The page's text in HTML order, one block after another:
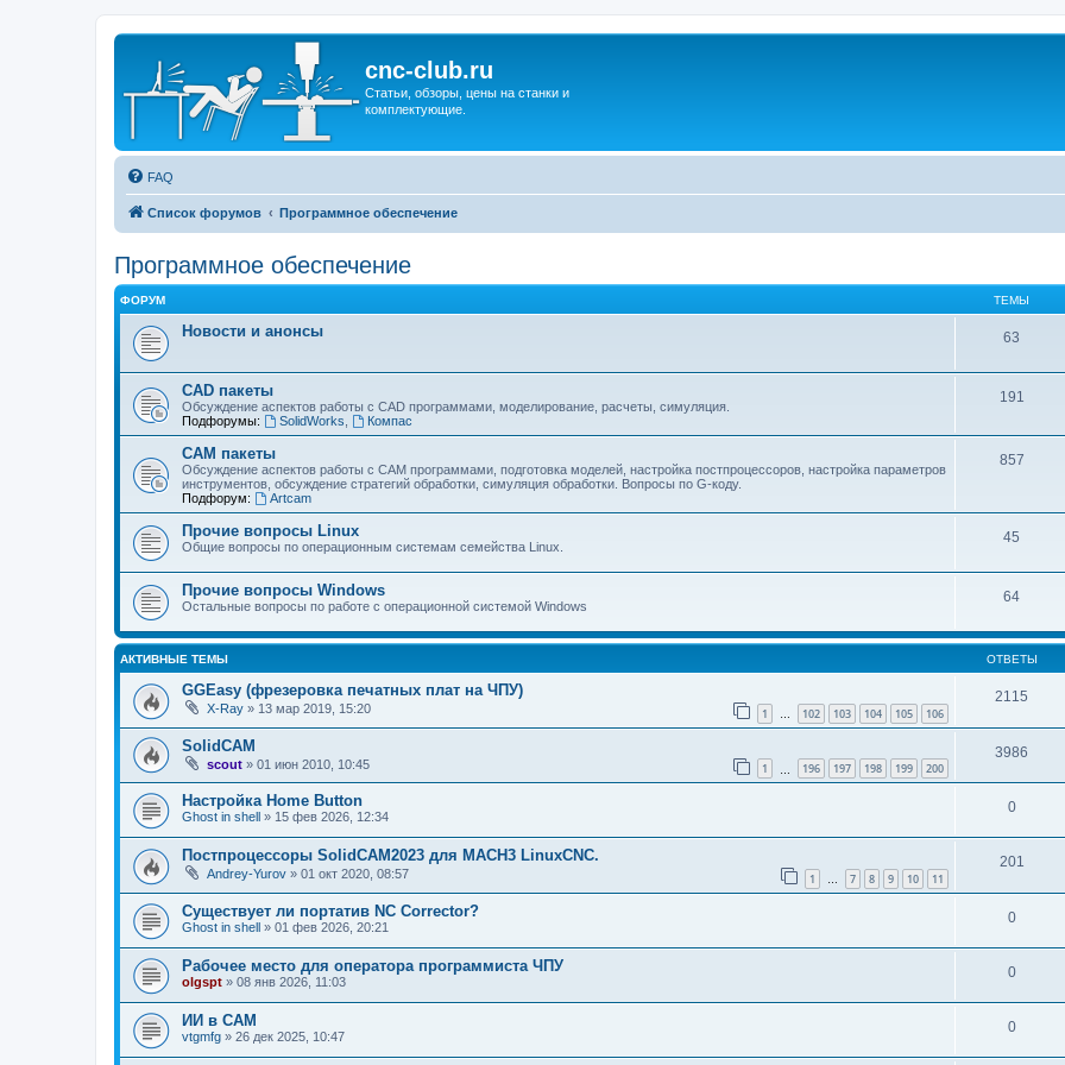
cnc-club.ru
Статьи, обзоры, цены на станки и
комплектующие.
FAQ
Список форумов Программное обеспечение
Программное обеспечение
ФОРУМ ТЕМЫ
Новости и анонсы 63
CAD пакеты
Обсуждение аспектов работы с CAD программами, моделирование, расчеты, симуляция.
Подфорумы:
SolidWorks Компас
191
CAM пакеты
Обсуждение аспектов работы с CAМ программами, подготовка моделей, настройка постпроцессоров, настройка параметров
инструментов, обсуждение стратегий обработки, симуляция обработки. Вопросы по G-коду.
Подфорум:
Artcam
857
Прочие вопросы Linux
Общие вопросы по операционным системам семейства Linux.
45
Прочие вопросы Windows
Остальные вопросы по работе с операционной системой Windows
64
АКТИВНЫЕ ТЕМЫ ОТВЕТЫ
GGEasy (фрезеровка печатных плат на ЧПУ)
X-Ray » 13 мар 2019, 15:20 1 … 102 103 104 105 106
2115
SolidCAM
scout » 01 июн 2010, 10:45 1 196 197 198 199 200
3986
Настройка Home Button
Ghost in shell » 15 фев 2026, 12:34
0
Постпроцессоры SolidCAM2023 для MACH3 LinuxCNC.
Andrey-Yurov » 01 окт 2020, 08:57 1 … 7 8 9 10 11
201
Существует ли портатив NC Corrector?
Ghost in shell » 01 фев 2026, 20:21
0
Рабочее место для оператора программиста ЧПУ
olgspt » 08 янв 2026, 11:03
0
ИИ в САМ
vtgmfg » 26 дек 2025, 10:47
0